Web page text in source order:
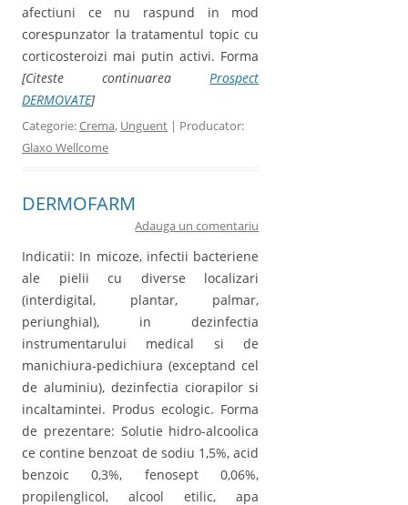
afectiuni ce nu raspund in mod
corespunzator la tratamentul topic cu
corticosteroizi mai putin activi. Forma
[Citeste continuarea Prospect
DERMOVATE]
Categorie:Crema, Unguent | Producator:
Glaxo Wellcome
DERMOFARM
Adauga un comentariu
Indicatii: In micoze, infectii bacteriene
ale pielii cu diverse localizari
(interdigital, plantar, palmar,
periunghial), in dezinfectia
instrumentarului medical si de
manichiura-pedichiura (exceptand cel
de aluminiu), dezinfectia ciorapilor si
incaltamintei. Produs ecologic. Forma
de prezentare: Solutie hidro-alcoolica
ce contine benzoat de sodiu 1,5%, acid
benzoic 0,3%, fenosept 0,06%,
propilenglicol, alcool etilic, apa